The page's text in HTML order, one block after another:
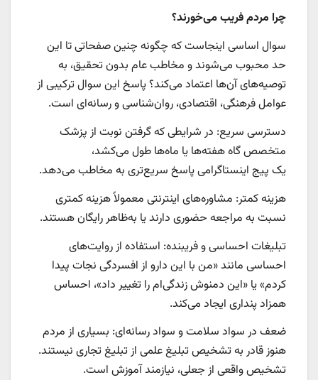
چرا مردم فریب می‌خورند؟
سوال اساسی اینجاست که چگونه چنین صفحاتی تا این
حد محبوب می‌شوند و مخاطب عام بدون تحقیق، به
توصیه‌های آن‌ها اعتماد می‌کند؟ پاسخ این سوال ترکیبی از
عوامل فرهنگی، اقتصادی، روان‌شناسی و رسانه‌ای است.
دسترسی سریع: در شرایطی که گرفتن نوبت از پزشک
متخصص گاه هفته‌ها یا ماه‌ها طول می‌کشد،
یک پیج اینستاگرامی پاسخ سریع‌تری به مخاطب می‌دهد.
هزینه کمتر: مشاوره‌های اینترنتی معمولاً هزینه کمتری
نسبت به مراجعه حضوری دارند یا به‌ظاهر رایگان هستند.
تبلیغات احساسی و فریبنده: استفاده از روایت‌های
احساسی مانند «من با این دارو از افسردگی نجات پیدا
کردم» یا «این دمنوش زندگی‌ام را تغییر داد»، احساس
همزاد پنداری ایجاد می‌کند.
ضعف در سواد سلامت و سواد رسانه‌ای: بسیاری از مردم
هنوز قادر به تشخیص تبلیغ علمی از تبلیغ تجاری نیستند.
تشخیص واقعی از جعلی، نیازمند آموزش است.